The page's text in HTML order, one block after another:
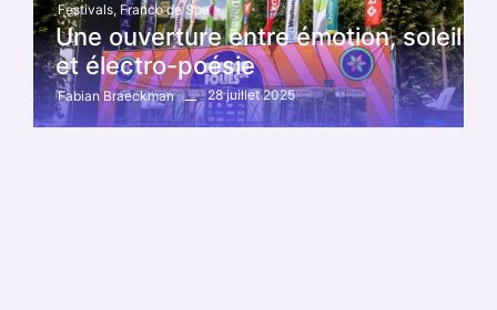
Festivals, Franco de Spa
Une ouverture entre émotion, soleil
et électro-poésie
Fabian Braeckman 28 juillet 2025